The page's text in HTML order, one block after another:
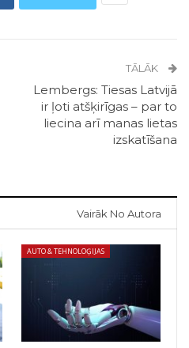
TĀLĀK
Lembergs: Tiesas Latvijā
ir ļoti atšķirīgas – par to
liecina arī manas lietas
izskatīšana
Vairāk No Autora
AUTO & TEHNOLOĢIJAS